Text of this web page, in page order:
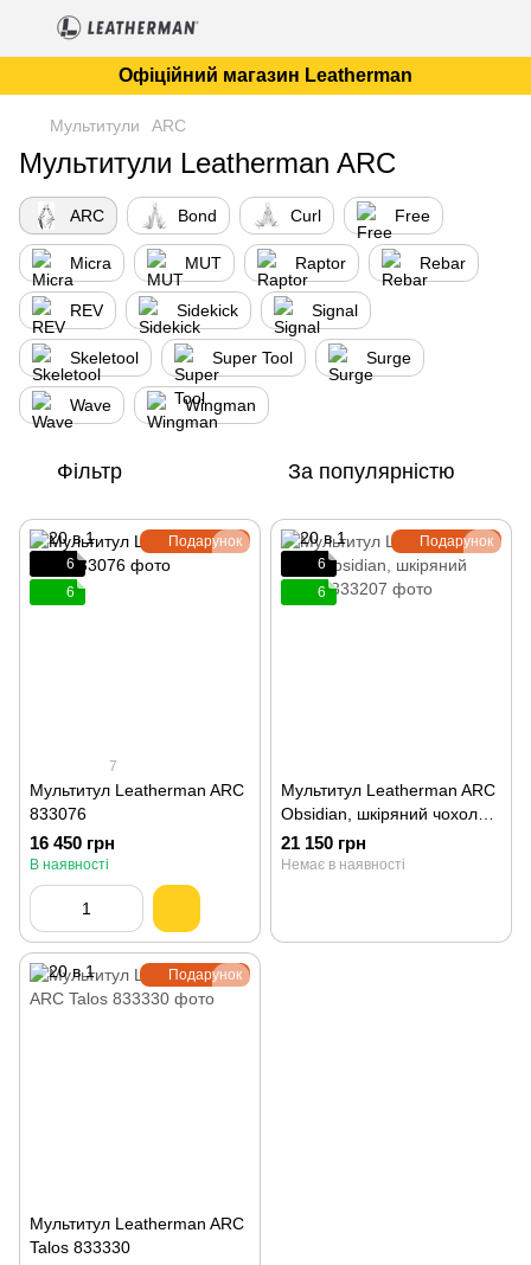
Офіційний магазин Leatherman
Мультитули ARC
Мультитули Leatherman ARC
ARC Bond Curl Free
Micra MUT Raptor Rebar
REV Sidekick Signal
Skeletool Super Tool Surge
Wave Wingman
Фільтр За популярністю
Подарунок
6
6
7
Мультитул Leatherman ARC
833076
16 450 грн
В наявності
Подарунок
6
6
Мультитул Leatherman ARC
Obsidian, шкіряний чохол
833207
21 150 грн
Немає в наявності
Подарунок
Мультитул Leatherman ARC
Talos 833330